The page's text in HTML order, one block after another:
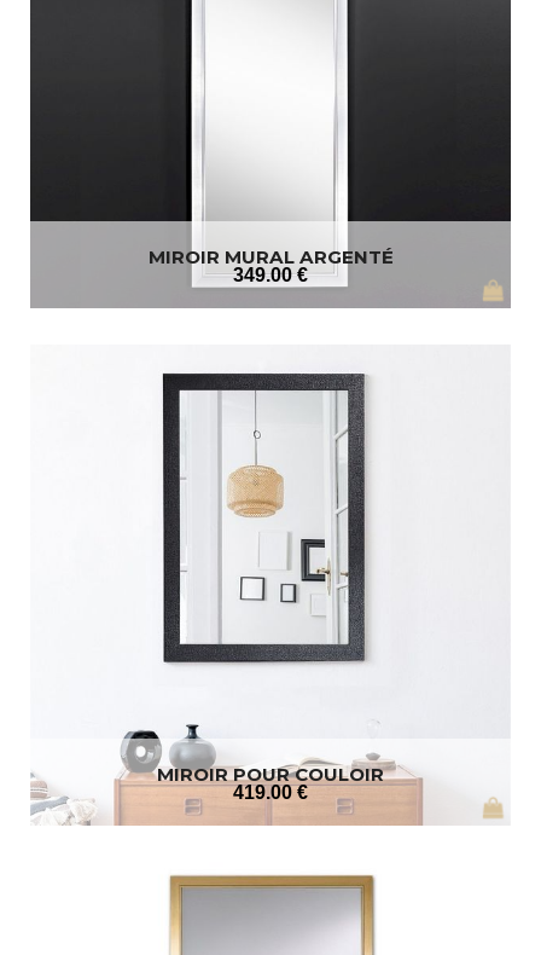
MIROIR MURAL ARGENTÉ
349.00 €
MIROIR POUR COULOIR
419.00 €